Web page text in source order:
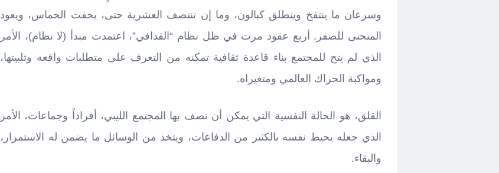
وسرعان ما ينتفخ وينطلق كبالون، وما إن تنتصف العشرية حتى، يخفت الحماس، ويعود
المنحنى للصفر. أربع عقود مرت في ظل نظام “القذافي”، اعتمدت مبدأ (لا نظام)، الأمر
الذي لم يتح للمجتمع بناء قاعدة ثقافية تمكنه من التعرف على متطلبات واقعه وتلبيتها،
ومواكبة الحراك العالمي ومتغيراه.
القلق، هو الحالة النفسية التي يمكن أن نصف بها المجتمع الليبي، أفراداً وجماعات، الأمر
الذي جعله يحيط نفسه بالكثير من الدفاعات، ويتخذ من الوسائل ما يضمن له الاستمرار،
والبقاء.